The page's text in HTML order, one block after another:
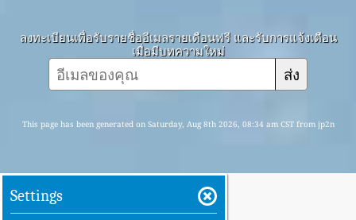
ลงทะเบียนเพื่อรับรายชื่ออีเมลรายเดือนฟรี และรับการแจ้งเตือน
เมื่อมีบทความใหม่
ส่ง
This page has been generated on Saturday, Aug 8th 2026, 08:34 am CST from jp2n
Settings